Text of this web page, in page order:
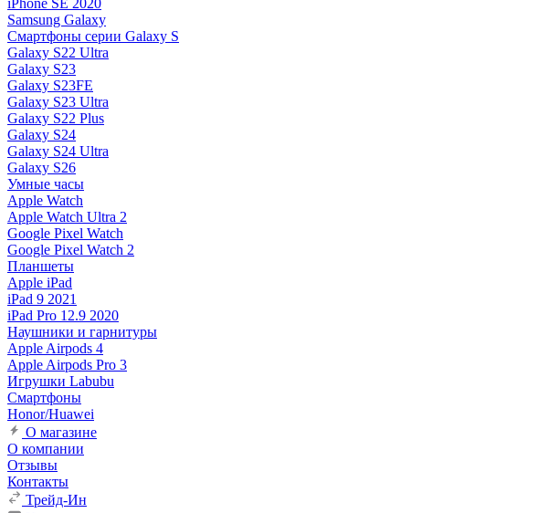
iPhone SE 2020
Samsung Galaxy
Смартфоны серии Galaxy S
Galaxy S22 Ultra
Galaxy S23
Galaxy S23FE
Galaxy S23 Ultra
Galaxy S22 Plus
Galaxy S24
Galaxy S24 Ultra
Galaxy S26
Умные часы
Apple Watch
Apple Watch Ultra 2
Google Pixel Watch
Google Pixel Watch 2
Планшеты
Apple iPad
iPad 9 2021
iPad Pro 12.9 2020
Наушники и гарнитуры
Apple Airpods 4
Apple Airpods Pro 3
Игрушки Labubu
Смартфоны
Honor/Huawei
О магазине
О компании
Отзывы
Контакты
Трейд-Ин